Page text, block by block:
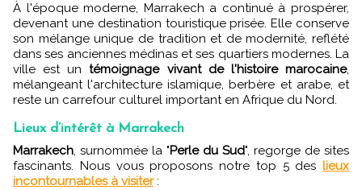
À l'époque moderne, Marrakech a continué à prospérer,
devenant une destination touristique prisée. Elle conserve
son mélange unique de tradition et de modernité, reflété
dans ses anciennes médinas et ses quartiers modernes. La
ville est untémoignage vivant de l'histoire marocaine,
mélangeant l'architecture islamique, berbère et arabe, et
reste un carrefour culturel important en Afrique du Nord.
Lieux d’intérêt à Marrakech
Marrakech, surnommée la "Perle du Sud", regorge de sites
fascinants. Nous vous proposons notre top 5 des lieux
incontournables à visiter: